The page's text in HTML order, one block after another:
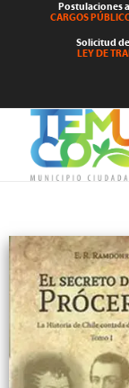
Postulaciones a
CARGOS
Solicitud
LEY DE